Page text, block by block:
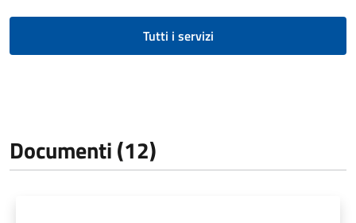
Tutti i servizi
Documenti (12)